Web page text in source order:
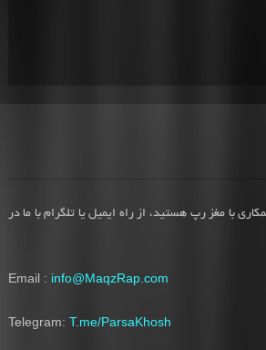
با مغز رپ هستید، از راه ایمیل یا تلگرام با ما در
Email : info@MaqzRap.com
Telegram: T.me/ParsaKhosh